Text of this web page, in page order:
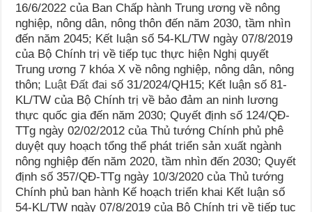
16/6/2022 của Ban Chấp hành Trung ương về nông
nghiệp, nông dân, nông thôn đến năm 2030, tầm nhìn
đến năm 2045; Kết luận số 54-KL/TW ngày 07/8/2019
của Bộ Chính trị về tiếp tục thực hiện Nghị quyết
Trung ương 7 khóa X về nông nghiệp, nông dân, nông
thôn; Luật Đất đai số 31/2024/QH15; Kết luận số 81-
KL/TW của Bộ Chính trị về bảo đảm an ninh lương
thực quốc gia đến năm 2030; Quyết định số 124/QĐ-
TTg ngày 02/02/2012 của Thủ tướng Chính phủ phê
duyệt quy hoạch tổng thể phát triển sản xuất ngành
nông nghiệp đến năm 2020, tầm nhìn đến 2030; Quyết
định số 357/QĐ-TTg ngày 10/3/2020 của Thủ tướng
Chính phủ ban hành Kế hoạch triển khai Kết luận số
54-KL/TW ngày 07/8/2019 của Bộ Chính trị về tiếp tục